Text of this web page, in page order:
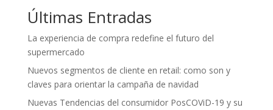
Últimas Entradas
La experiencia de compra redefine el futuro del
supermercado
Nuevos segmentos de cliente en retail: como son y
claves para orientar la campaña de navidad
Nuevas Tendencias del consumidor PosCOViD-19 y su